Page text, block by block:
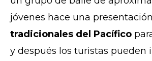
jóvenes hace una
tradicionales del Pacífico
y después los turistas pueden